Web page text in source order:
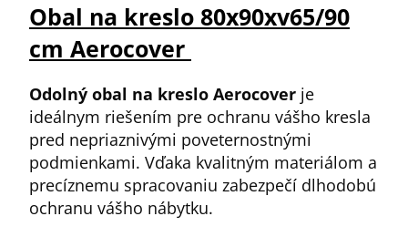
Obal na kreslo 80x90xv65/90
cm Aerocover
Odolný obal na kreslo Aerocover je
ideálnym riešením pre ochranu vášho kresla
pred nepriaznivými poveternostnými
podmienkami. Vďaka kvalitným materiálom a
precíznemu spracovaniu zabezpečí dlhodobú
ochranu vášho nábytku.